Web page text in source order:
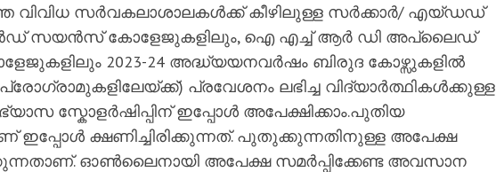
വിവിധ സർവകലാശാലകള്‍ക്ക് കീഴിലുള്ള സർക്കാർ/ എയ്ഡഡ്
സയൻസ് കോളേജുകളിലും, ഐ എച്ച്‌ ആർ ഡി അപ്ലൈഡ്
2023-24 അദ്ധ്യയനവർഷം ബിരുദ കോഴ്സുകളില്‍
പ്രവേശനം ലഭിച്ച വിദ്യാർത്ഥികള്‍ക്കുള്ള
സ്കോളർഷിപ്പിന് ഇപ്പോള്‍ അപേക്ഷിക്കാം.പുതിയ
ഇപ്പോള്‍ ക്ഷണിച്ചിരിക്കുന്നത്. പുതുക്കുന്നതിനുള്ള അപേക്ഷ
ഓണ്‍ലൈനായി അപേക്ഷ സമർപ്പിക്കേണ്ട അവസാന